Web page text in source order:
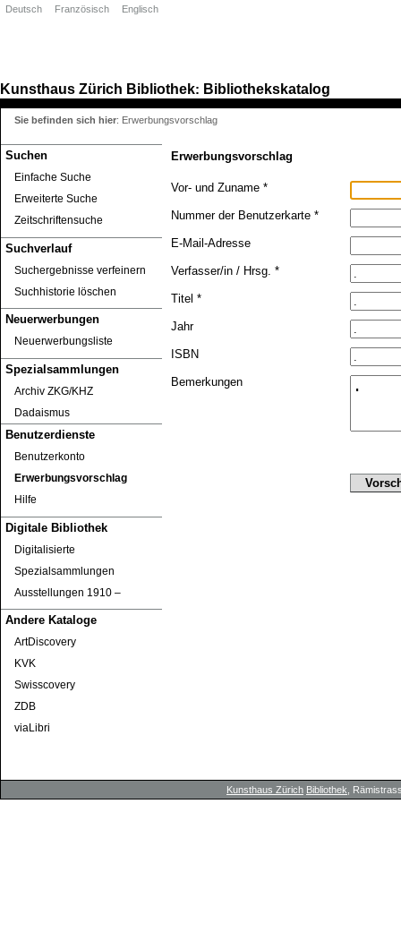
Kunsthaus Zürich Bibliothek: Bibliothekskatalog
Suchen
Einfache Suche
Erweiterte Suche
Zeitschriftensuche
Suchverlauf
Suchergebnisse verfeinern
Suchhistorie löschen
Neuerwerbungen
Neuerwerbungsliste
Spezialsammlungen
Archiv ZKG/KHZ
Dadaismus
Benutzerdienste
Benutzerkonto
Erwerbungsvorschlag
Hilfe
Digitale Bibliothek
Digitalisierte
Spezialsammlungen
Ausstellungen 1910 ‒
Andere Kataloge
ArtDiscovery
KVK
Swisscovery
ZDB
viaLibri
Deutsch Französisch Englisch
Sie befinden sich hier: Erwerbungsvorschlag
Erwerbungsvorschlag
Vor- und Zuname *
Nummer der Benutzerkarte *
E-Mail-Adresse
Verfasser/in / Hrsg. *
Titel *
Jahr
ISBN
Bemerkungen
Kunsthaus Zürich Bibliothek ,